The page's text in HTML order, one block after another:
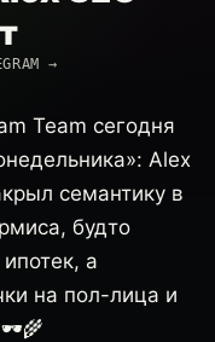
→
Team сегодня
Alex
семантику в
будто
а
на пол-лица и
🕶️🌾